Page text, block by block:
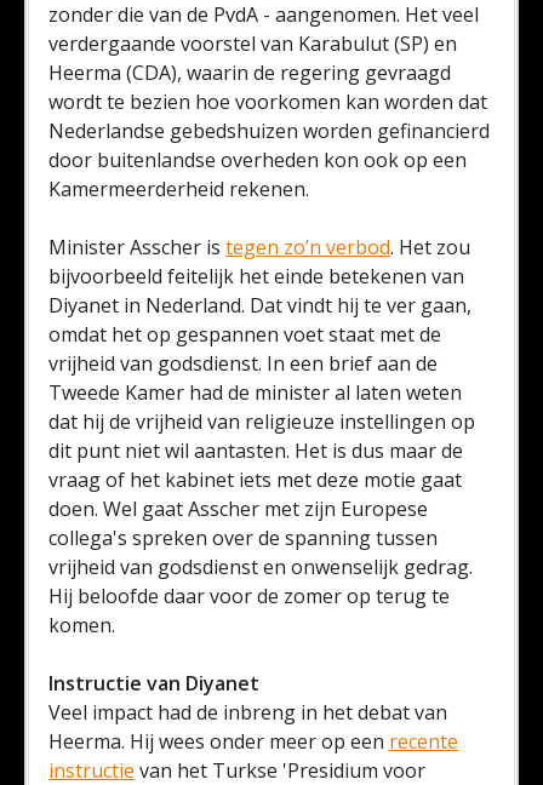
zonder die van de PvdA - aangenomen. Het veel
verdergaande voorstel van Karabulut (SP) en
Heerma (CDA), waarin de regering gevraagd
wordt te bezien hoe voorkomen kan worden dat
Nederlandse gebedshuizen worden gefinancierd
door buitenlandse overheden kon ook op een
Kamermeerderheid rekenen.
Minister Asscher is tegen zo’n verbod. Het zou
bijvoorbeeld feitelijk het einde betekenen van
Diyanet in Nederland. Dat vindt hij te ver gaan,
omdat het op gespannen voet staat met de
vrijheid van godsdienst. In een brief aan de
Tweede Kamer had de minister al laten weten
dat hij de vrijheid van religieuze instellingen op
dit punt niet wil aantasten. Het is dus maar de
vraag of het kabinet iets met deze motie gaat
doen. Wel gaat Asscher met zijn Europese
collega's spreken over de spanning tussen
vrijheid van godsdienst en onwenselijk gedrag.
Hij beloofde daar voor de zomer op terug te
komen.
Instructie van Diyanet
Veel impact had de inbreng in het debat van
Heerma. Hij wees onder meer op een recente
instructie van het Turkse 'Presidium voor